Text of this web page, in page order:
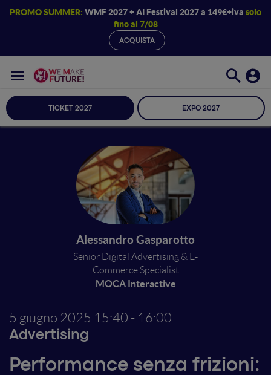
PROMO SUMMER: WMF 2027 + AI Festival 2027 a 149€+iva solo
fino al 7/08
ACQUISTA
TICKET 2027 EXPO 2027
Alessandro Gasparotto
Senior Digital Advertising & E-
Commerce Specialist
MOCA Interactive
5 giugno 2025 15:40 - 16:00
Advertising
Performance senza frizioni: